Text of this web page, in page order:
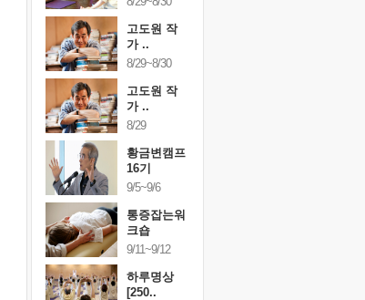
고도원 작
가 ..
8/29~8/30
고도원 작
가 ..
8/29
황금변캠프
16기
9/5~9/6
통증잡는워
크숍
9/11~9/12
하루명상
[250..